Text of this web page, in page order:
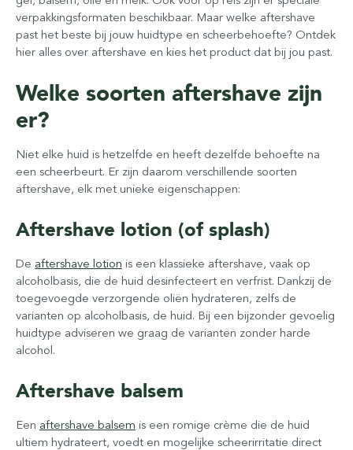
verpakkingsformaten beschikbaar. Maar welke aftershave
past het beste bij jouw huidtype en scheerbehoefte? Ontdek
hier alles over aftershave en kies het product dat bij jou past.
Welke soorten aftershave zijn
er?
Niet elke huid is hetzelfde en heeft dezelfde behoefte na
een scheerbeurt. Er zijn daarom verschillende soorten
aftershave, elk met unieke eigenschappen:
Aftershave lotion (of splash)
De aftershave lotion is een klassieke aftershave, vaak op
alcoholbasis, die de huid desinfecteert en verfrist. Dankzij de
toegevoegde verzorgende oliën hydrateren, zelfs de
varianten op alcoholbasis, de huid. Bij een bijzonder gevoelig
huidtype adviseren we graag de varianten zonder harde
alcohol.
Aftershave balsem
Een aftershave balsem is een romige crème die de huid
ultiem hydrateert, voedt en mogelijke scheerirritatie direct